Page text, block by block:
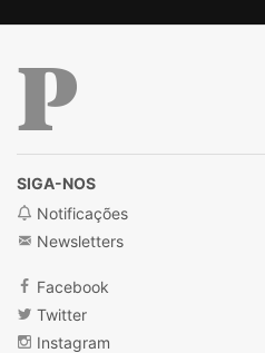
SIGA-NOS
Notificações
Newsletters
Facebook
Twitter
Instagram